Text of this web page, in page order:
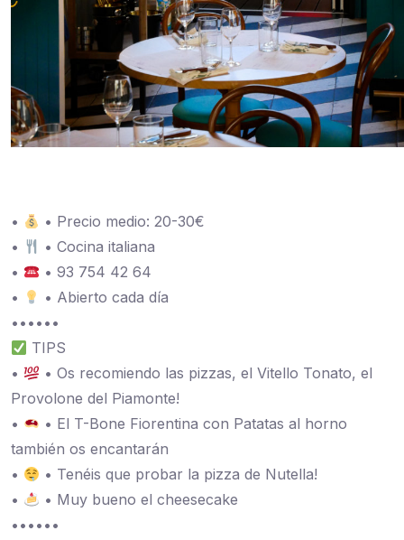
•
• Precio medio: 20-30€
•
• Cocina italiana
•
• 93 754 42 64
•
• Abierto cada día
••••••
TIPS
•
• Os recomiendo las pizzas, el Vitello Tonato, el
Provolone del Piamonte!
•
• El T-Bone Fiorentina con Patatas al horno
también os encantarán
•
• Tenéis que probar la pizza de Nutella!
•
• Muy bueno el cheesecake
••••••